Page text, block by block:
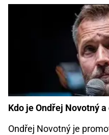
Kdo je Ondřej Novotný
Ondřej Novotný je